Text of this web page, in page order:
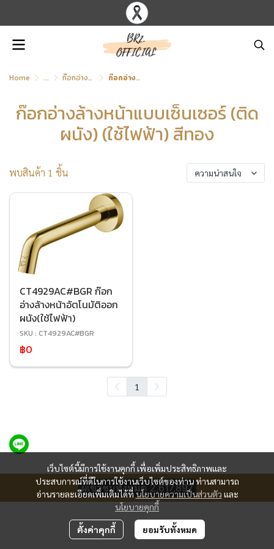
Home ... ก๊อกอ่างล้างหน้าแบบเซ็นเซอร์ (ติดผนัง) (ใช้ไฟฟ้า) ก๊อกอ่างล้างหน้าแบบเซ็นเซอร์ (ติดผนัง) (ใช้ไฟฟ้า) สีทอง
ก๊อกอ่างล้างหน้าแบบเซ็นเซอร์ (ติด
ผนัง) (ใช้ไฟฟ้า) สีทอง
พบสินค้า 1 ชิ้น ความน่าสนใจ
CT4929AC#BGR ก๊อก
อ่างล้างหน้าอัตโนมัติออก
ผนัง(ใช้ไฟฟ้า)
SKU : CT4929AC#BGR
฿0
1
เว็บไซต์นี้มีการใช้งานคุกกี้ เพื่อเพิ่มประสิทธิภาพและ
ประสบการณ์ที่ดีในการใช้งานเว็บไซต์ของท่าน ท่านสามารถ
อ่านรายละเอียดเพิ่มเติมได้ที่นโยบายความเป็นส่วนตัว และ
นโยบายคุกกี้
ตั้งค่าคุกกี้ ยอมรับทั้งหมด
ผู้เข้าชมทั้งหมด2,617,897